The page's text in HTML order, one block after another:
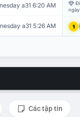
a31 6:20 AM
a31 5:26 AM 1
Các tập tin